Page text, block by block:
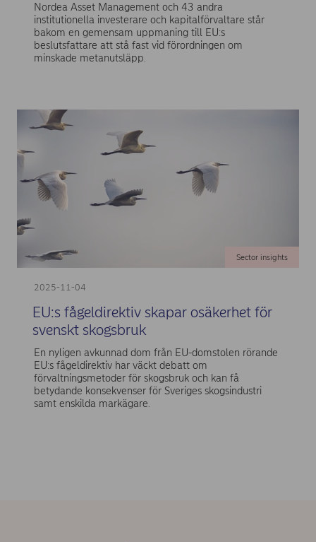
Nordea Asset Management och 43 andra
institutionella investerare och kapitalförvaltare står
bakom en gemensam uppmaning till EU:s
beslutsfattare att stå fast vid förordningen om
minskade metanutsläpp.
2025-11-04
Sector insights
EU:s fågeldirektiv skapar osäkerhet för
svenskt skogsbruk
En nyligen avkunnad dom från EU-domstolen rörande
EU:s fågeldirektiv har väckt debatt om
förvaltningsmetoder för skogsbruk och kan få
betydande konsekvenser för Sveriges skogsindustri
samt enskilda markägare.